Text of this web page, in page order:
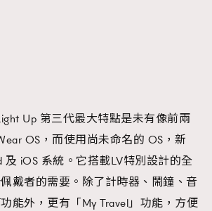
Up 第三代最大特點是未有像前兩
OS，而使用尚未命名的 OS，新
及 iOS 系統。它搭載LV特別設計的全
戴者的需要。除了計時器、鬧鐘、音
能外，更有「My Travel」功能，方便